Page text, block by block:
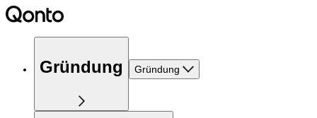
Gründung Gründung